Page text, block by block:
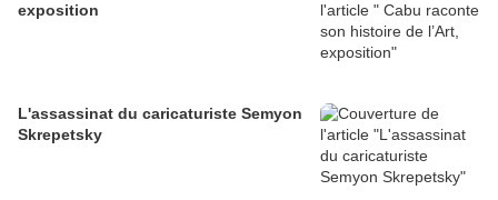
exposition
L'assassinat du caricaturiste Semyon
Skrepetsky